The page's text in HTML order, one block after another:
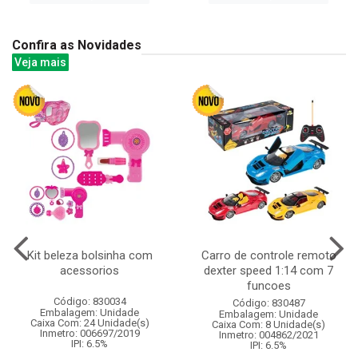
Confira as Novidades
Veja mais
Kit beleza bolsinha com
acessorios
Código: 830034
Embalagem: Unidade
Caixa Com: 24 Unidade(s)
Inmetro: 006697/2019
IPI: 6.5%
Carro de controle remoto
dexter speed 1:14 com 7
funcoes
Código: 830487
Embalagem: Unidade
Caixa Com: 8 Unidade(s)
Inmetro: 004862/2021
IPI: 6.5%